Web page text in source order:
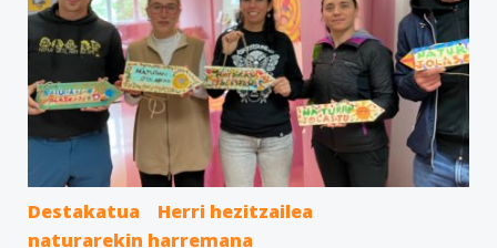
Destakatua
Herri hezitzailea
naturarekin harremana